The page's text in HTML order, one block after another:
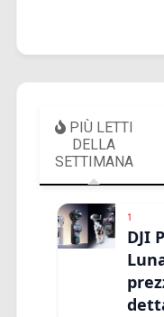
PIÙ LETTI
DELLA
SETTIMANA
1
DJI